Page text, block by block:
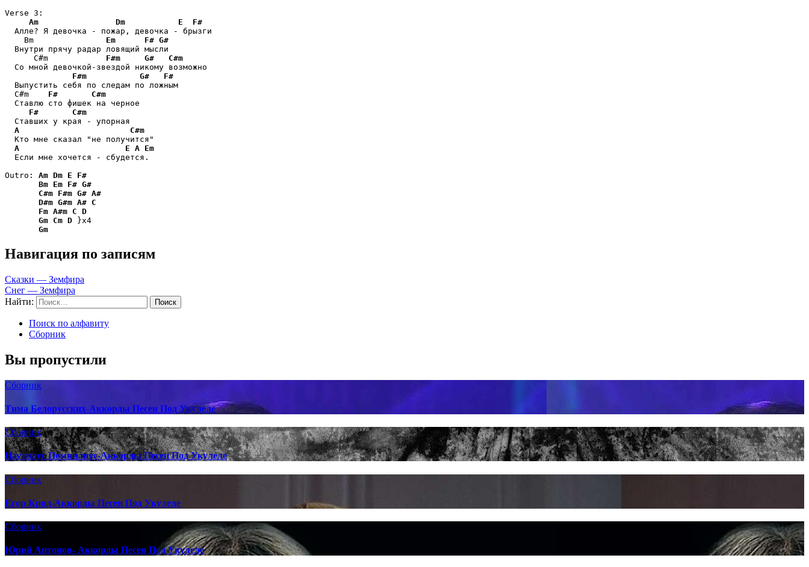
Verse 3:
Am
Dm E
F#
  Алле? Я девочка - пожар, девочка - брызги
    Вm
Em F# G#
  Внутри прячу радар ловящий мысли
      С#m
F#m G#
C#m
  Со мной девочкой-звездой никому возможно
F#m
G#
F#
  Выпустить себя по следам по ложным
  С#m
F#
C#m
  Ставлю сто фишек на черное
F#
C#m
  Ставших у края - упорная
A
C#m
  Кто мне сказал "не получится"
A
E A Em
  Если мне хочется - сбудется.
Outro: Am Dm E
F#
Bm Em F# G#
C#m F#m G# A#
D#m G#m A# C
Fm A#m C D
Gm Cm D }x4
Gm
Навигация по записям
Сказки — Земфира
Снег — Земфира
Найти:
Поиск по алфавиту
Сборник
Вы пропустили
Сборник
Тима Белорусских-Аккорды Песен Под Укулеле
Сборник
Наутилус Помпилиус-Аккорды Песен Под Укулеле
Сборник
Егор Крид-Аккорды Песен Под Укулеле
Сборник
Юрий Антонов- Аккорды Песен Под Укулеле